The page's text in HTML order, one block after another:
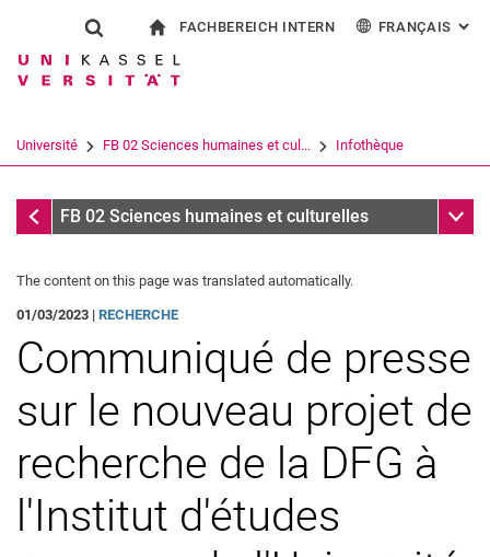
Jump directly to: content
Jump directly to: search
Jump directly to: main
Show search form
Search term
Search (opens an external link in a
FACHBEREICH INTERN FRANÇAIS :
Italiano
Université FB 02 Sciences humaines et cul... Infothèque
Infothèque
FB 02 Sciences humaines et culturelles Sub
The content on this page was translated automatically.
01/03/2023 | RECHERCHE
Communiqué de presse
sur le nouveau projet de
recherche de la DFG à
l'Institut d'études